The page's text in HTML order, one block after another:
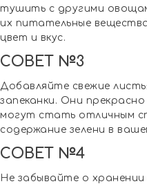
тушить с другими
их питательные
цвет и вкус.
СОВЕТ №3
Добавляйте свежие
запеканки. Они
могут стать отличным
содержание зелени в
СОВЕТ №4
Не забывайте о